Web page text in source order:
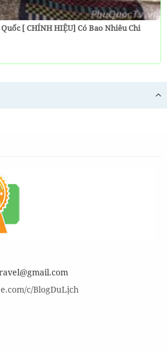
[ CHÍNH HIỆU] Có Bao Nhiêu Chi
c/BlogDuLịch